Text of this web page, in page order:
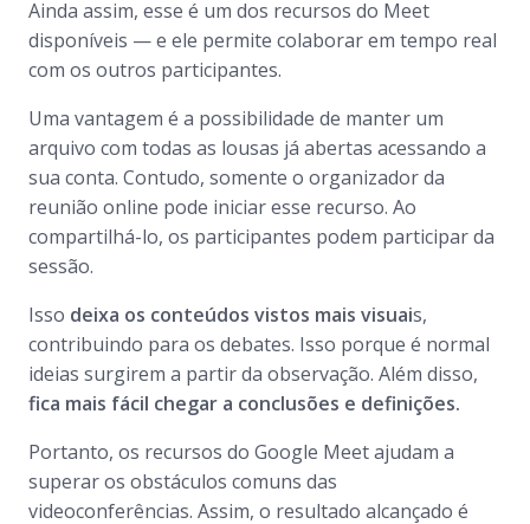
Ainda assim, esse é um dos recursos do Meet
disponíveis — e ele permite colaborar em tempo real
com os outros participantes.
Uma vantagem é a possibilidade de manter um
arquivo com todas as lousas já abertas acessando a
sua conta. Contudo, somente o organizador da
reunião online pode iniciar esse recurso. Ao
compartilhá-lo, os participantes podem participar da
sessão.
Isso deixa os conteúdos vistos mais visuais,
contribuindo para os debates. Isso porque é normal
ideias surgirem a partir da observação. Além disso,
fica mais fácil chegar a conclusões e definições.
Portanto, os recursos do Google Meet ajudam a
superar os obstáculos comuns das
videoconferências. Assim, o resultado alcançado é